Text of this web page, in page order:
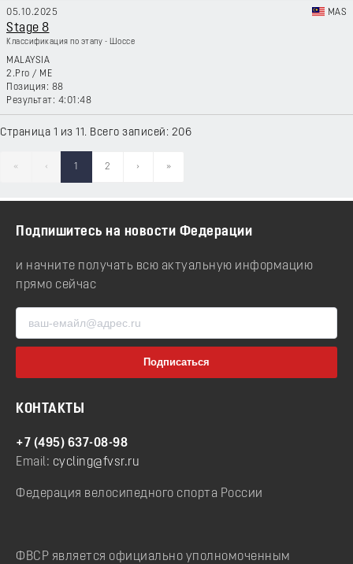
05.10.2025 MAS
Stage 8
Классификация по этапу - Шоссе
MALAYSIA
2.Pro / ME
88
4:01:48
Страница 1 из 11. Всего записей: 206
« ‹ 1 2 › »
Подпишитесь на новости Федерации
и начните получать всю актуальную информацию
прямо сейчас
КОНТАКТЫ
+7 (495) 637-08-98
Email: cycling@fvsr.ru
Федерация велосипедного спорта России
ФВСР является официально уполномоченным